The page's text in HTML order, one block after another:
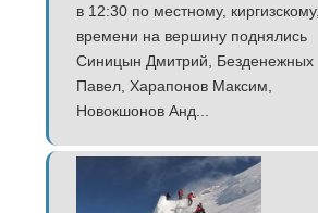
в 12:30 по местному, киргизскому,
времени на вершину поднялись
Синицын Дмитрий, Безденежных
Павел, Харапонов Максим,
Новокшонов Анд...